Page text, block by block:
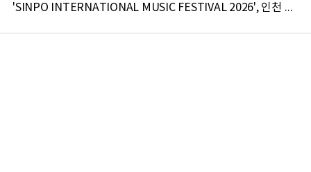
'SINPO INTERNATIONAL MUSIC FESTIVAL 2026', 인천 신포서 국제 음악축제 개최